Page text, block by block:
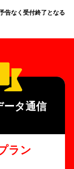
告なく受付終了となる
ータ通信
ラン